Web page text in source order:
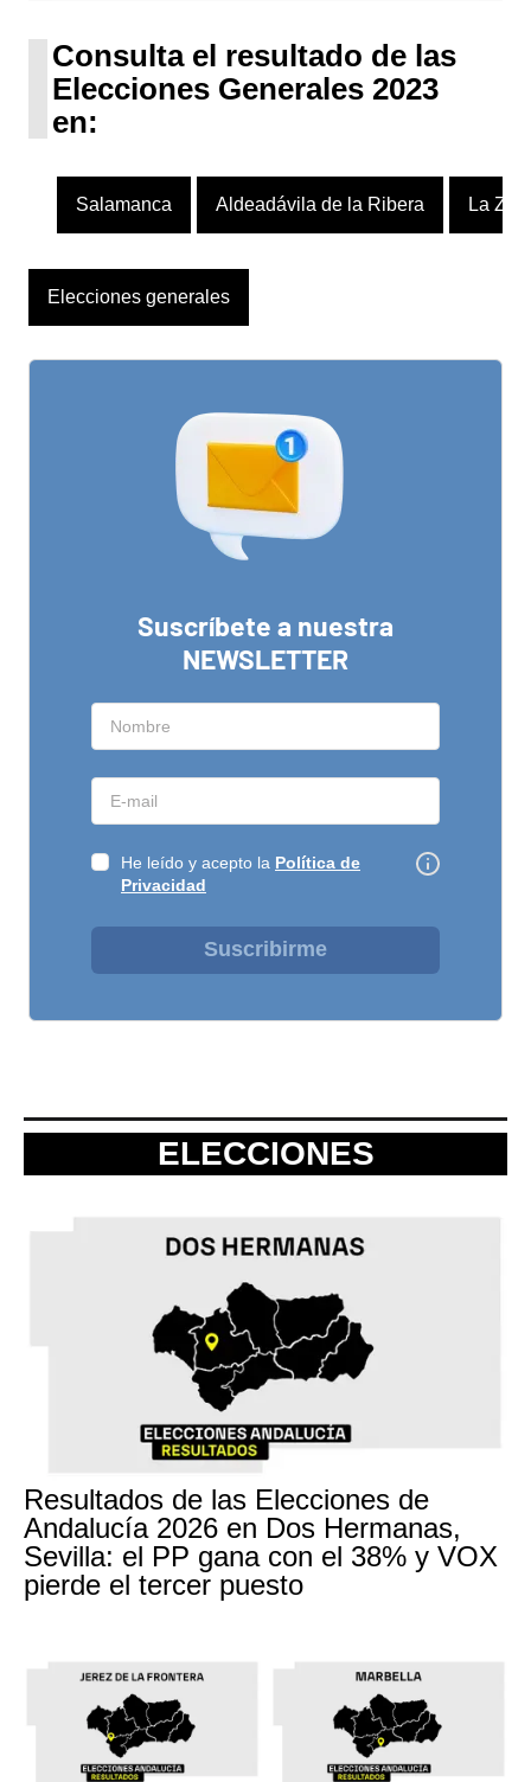
Consulta el resultado de las
Elecciones Generales 2023
en:
Salamanca Aldeadávila de la Ribera La
Elecciones generales
Suscríbete a nuestra
NEWSLETTER
He leído y acepto la Política de
Privacidad
Suscribirme
ELECCIONES
Resultados de las Elecciones de
Andalucía 2026 en Dos Hermanas,
Sevilla: el PP gana con el 38% y VOX
pierde el tercer puesto